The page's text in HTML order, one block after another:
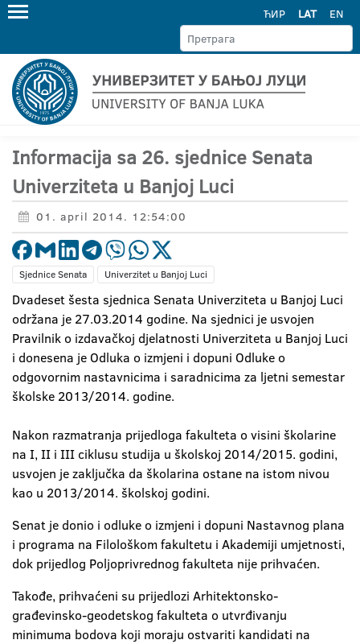
ЋИР LAT EN
Informacija sa 26. sjednice Senata
Univerziteta u Banjoj Luci
01. april 2014. 12:54:00
Sjednice Senata Univerzitet u Banjoj Luci
Dvadeset šesta sjednica Senata Univerziteta u Banjoj Luci
održana je 27.03.2014 godine. Na sjednici je usvojen
Pravilnik o izdavačkoj djelatnosti Univerziteta u Banjoj Luci
i donesena je Odluka o izmjeni i dopuni Odluke o
odgovornim nastavnicima i saradnicima za ljetni semestar
školske 2013/2014. godine.
Nakon razmatranja prijedloga fakulteta o visini školarine
na I, II i III ciklusu studija u školskoj 2014/2015. godini,
usvojen je zaključka da školarina ostane na istom nivou
kao u 2013/2014. školskoj godini.
Senat je donio i odluke o izmjeni i dopuni Nastavnog plana
i programa na Filološkom fakultetu i Akademiji umjetnosti,
dok prijedlog Poljoprivrednog fakulteta nije prihvaćen.
Takođe, prihvaćeni su prijedlozi Arhitektonsko-
građevinsko-geodetskog fakulteta o utvrđivanju
minimuma bodova koji moraju ostvariti kandidati na